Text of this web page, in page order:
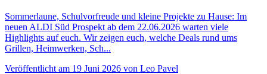
Sommerlaune, Schulvorfreude und kleine Projekte zu Hause: Im
neuen ALDI Süd Prospekt ab dem 22.06.2026 warten viele
Highlights auf euch. Wir zeigen euch, welche Deals rund ums
Grillen, Heimwerken, Sch...
Veröffentlicht am 19 Juni 2026 von Leo Pavel